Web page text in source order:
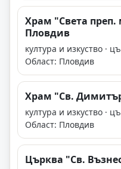
Храм "Света преп.
Пловдив
култура и изкуство ·
Област: Пловдив
Храм "Св.
култура и изкуство ·
Област: Пловдив
Църква "Св.